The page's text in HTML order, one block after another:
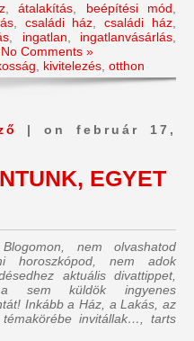
,átalakítás beépítési mód
, családi ház ,családi ház
ingatlan ingatlanvásárlás
No Comments »
kivitelezés otthon
| on február 17,
EGYET
nem olvashatod
horoszkópod, nem adok
aktuális divattippet,
sem küldök ingyenes
Inkább a Ház, a Lakás, az
témakörébe invitállak…, tarts